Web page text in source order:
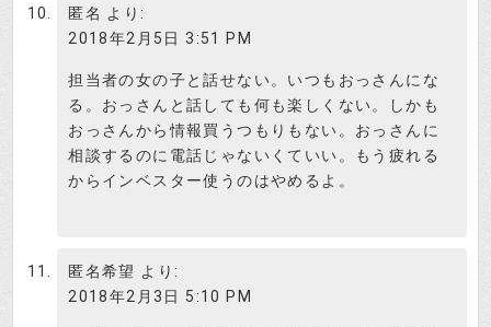
検証さつき
す。
匿名 より:
2018年2月5日 3:51 PM
担当者の女の子と話せない。いつもおっさんにな
る。おっさんと話しても何も楽しくない。しかも
おっさんから情報買うつもりもない。おっさんに
相談するのに電話じゃないくていい。もう疲れる
からインベスター使うのはやめるよ。
匿名希望 より:
2018年2月3日 5:10 PM